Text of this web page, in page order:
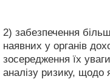
2) забезпечення
наявних у органів
зосередження їх
аналізу ризику, щодо